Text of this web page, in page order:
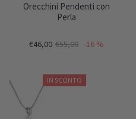
Orecchini Pendenti con
Perla
€46,00 €55,00 -16 %
IN SCONTO